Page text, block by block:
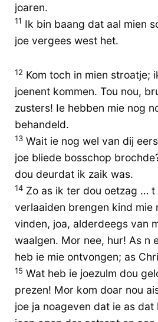
joaren.
11 Ik bin baang dat aal mien
joe vergees west het.
12 Kom toch in mien stroatje;
joenent kommen. Tou nou,
zusters! Ie hebben mie nog
behandeld.
13 Wait ie nog wel van dij
joe bliede bosschop
dou deurdat ik zaik was.
14 Zo as ik ter dou oetzag … t
verlaaiden brengen kind mie
vinden, joa, alderdeegs van
waalgen. Mor nee, hur! As n
heb ie mie ontvongen; as
15 Wat heb ie joezulm dou
prezen! Mor kom doar nou
joe ja noageven dat ie as dat